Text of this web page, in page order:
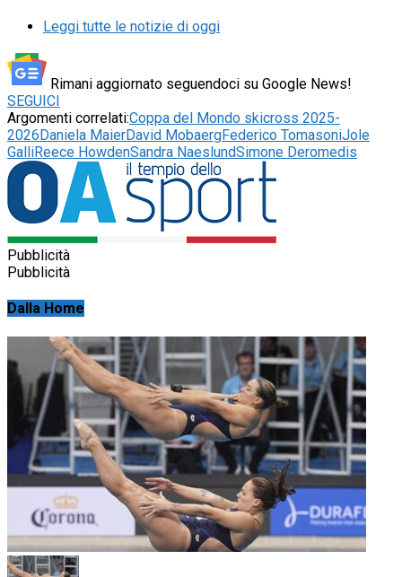
Leggi tutte le notizie di oggi
Rimani aggiornato seguendoci su Google News!
SEGUICI
Argomenti correlati:Coppa del Mondo skicross 2025-
2026Daniela MaierDavid MobaergFederico TomasoniJole
GalliReece HowdenSandra NaeslundSimone Deromedis
Pubblicità
Pubblicità
Dalla Home